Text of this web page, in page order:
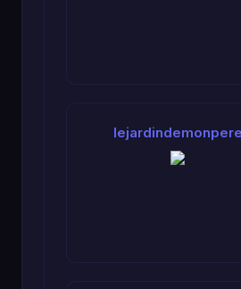
lejardindemonpere